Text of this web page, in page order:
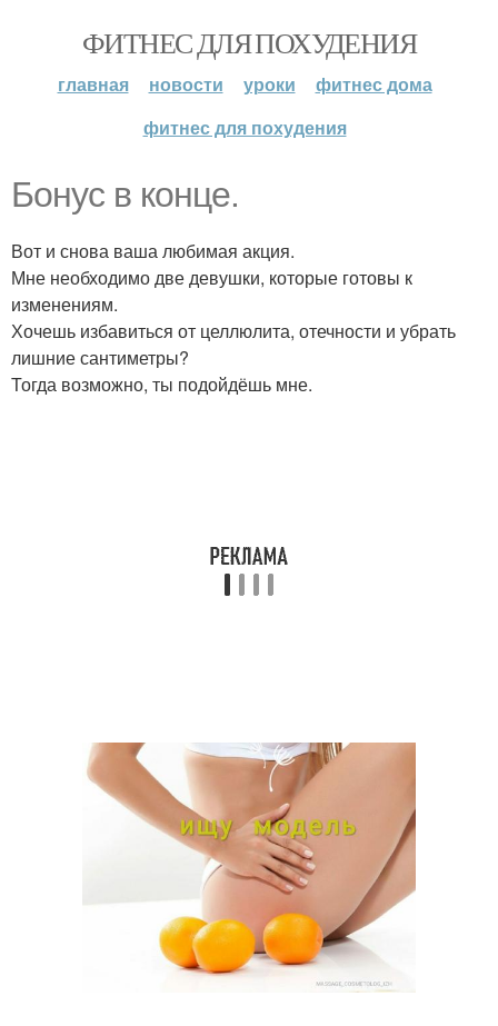
ФИТНЕС ДЛЯ ПОХУДЕНИЯ
главная новости уроки
фитнес дома
фитнес для похудения
Бонус в конце.
Вот и снова ваша любимая акция.
Мне необходимо две девушки, которые готовы к
изменениям.
Хочешь избавиться от целлюлита, отечности и убрать
лишние сантиметры?
Тогда возможно, ты подойдёшь мне.